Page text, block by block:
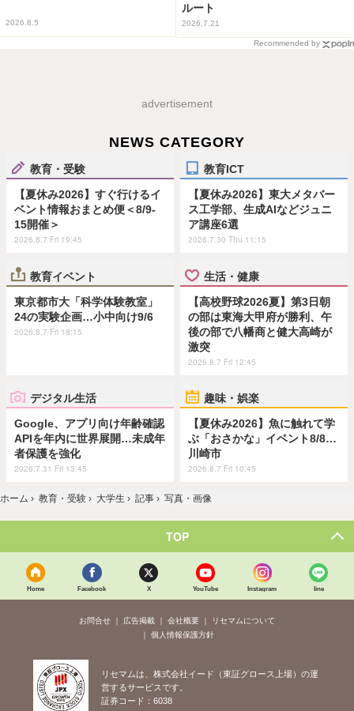
2026.8.5
ルート
2026.7.21
Recommended by
advertisement
NEWS CATEGORY
教育・受験
【夏休み2026】すぐ行けるイ
ベント情報おまとめ便＜8/9-
15開催＞
2026.8.7 Fri 19:45
教育ICT
【夏休み2026】東大メタバー
ス工学部、生成AIなどジュニ
ア講座6選
2026.7.30 Thu 11:15
教育イベント
東京都市大「科学体験教室」
24の実験企画…小中向け9/6
2026.8.7 Fri 18:15
生活・健康
【高校野球2026夏】第3日朝
の部は東海大甲府が勝利、午
後の部で八幡商と健大高崎が
激突
2026.8.7 Fri 12:45
デジタル生活
Google、アプリ向け年齢確認
APIを年内に世界展開…未成年
者保護を強化
2026.7.31 Fri 13:45
趣味・娯楽
【夏休み2026】魚に触れて学
ぶ「おさかな」イベント8/8…
川崎市
2026.8.7 Fri 10:45
ホーム › 教育・受験 › 大学生 › 記事 › 写真・画像
TOP
Home Facebook X YouTube Instagram line
お問合せ 広告掲載 会社概要
リセマムについて
個人情報保護方針
リセマムは、株式会社イード（東証グロース上場）の運
営するサービスです。
証券コード：6038